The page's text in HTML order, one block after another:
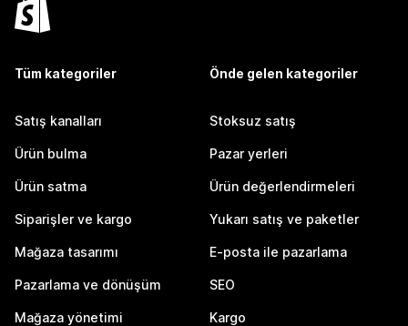
Tüm kategoriler
Satış kanalları
Ürün bulma
Ürün satma
Siparişler ve kargo
Mağaza tasarımı
Pazarlama ve dönüşüm
Mağaza yönetimi
Önde gelen kategoriler
Stoksuz satış
Pazar yerleri
Ürün değerlendirmeleri
Yukarı satış ve paketler
E-posta ile pazarlama
SEO
Kargo